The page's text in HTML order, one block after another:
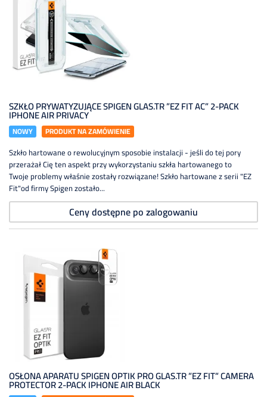
SZKŁO PRYWATYZUJĄCE SPIGEN GLAS.TR ”EZ FIT AC” 2-PACK
IPHONE AIR PRIVACY
NOWY PRODUKT NA ZAMÓWIENIE
Szkło hartowane o rewolucyjnym sposobie instalacji - jeśli do tej pory
przerażał Cię ten aspekt przy wykorzystaniu szkła hartowanego to
Twoje problemy właśnie zostały rozwiązane! Szkło hartowane z serii "EZ
Fit"od firmy Spigen zostało...
Ceny dostępne po zalogowaniu
OSŁONA APARATU SPIGEN OPTIK PRO GLAS.TR ”EZ FIT” CAMERA
PROTECTOR 2-PACK IPHONE AIR BLACK